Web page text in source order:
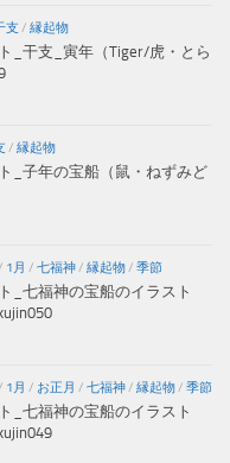
支 / 縁起物
_干支_寅年（Tiger/虎・とら
/ 縁起物
_子年の宝船（鼠・ねずみど
1月 / 七福神/ 縁起物/ 季節
_七福神の宝船のイラスト
1月 / お正月 / 七福神/ 縁起物/ 季節
_七福神の宝船のイラスト